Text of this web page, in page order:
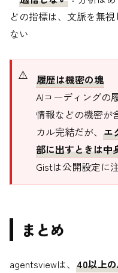
どの指標は、文脈を無
ない
履歴は機密の塊
AIコーディングの
情報などの機密が
カル完結だが、 エ
部に出すときは中
Gistは公開設定に注
まとめ
agentsviewは、 40以上